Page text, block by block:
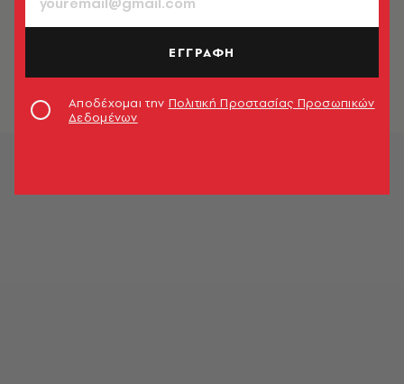
ΘΕΑΤΡΟ - ΟΠΕΡΑ
11 ραντεβού για αυτή την εβδομάδα
| 3 - 9 Νοεμβρίου 2022
Ιωάννα Γκομούζα
ΕΓΓΡΑΦΗ
Αποδέχομαι την Πολιτική Προστασίας Προσωπικών
Δεδομένων